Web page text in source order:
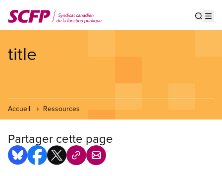
au
contenu
title
Accueil Ressources
Partager cette page